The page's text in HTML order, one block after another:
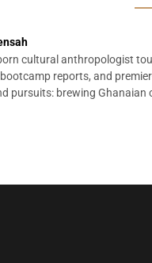
cultural anthropologist
reports, and
pursuits: brewing